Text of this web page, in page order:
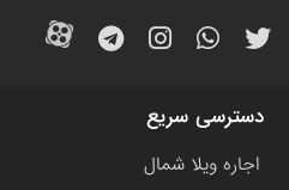
دسترسی سریع
اجاره ویلا شمال